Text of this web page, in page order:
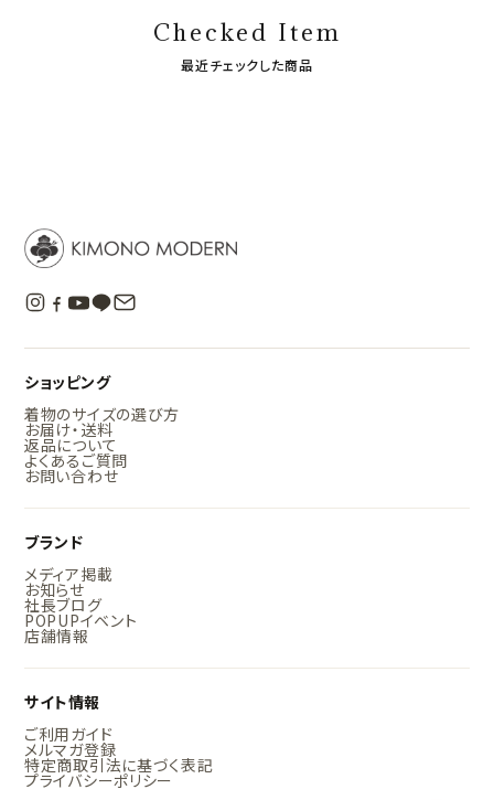
Checked Item
最近チェックした商品
ショッピング
着物のサイズの選び方
お届け・送料
返品について
よくあるご質問
お問い合わせ
ブランド
メディア掲載
お知らせ
社長ブログ
POPUPイベント
店舗情報
サイト情報
ご利用ガイド
メルマガ登録
特定商取引法に基づく表記
プライバシーポリシー